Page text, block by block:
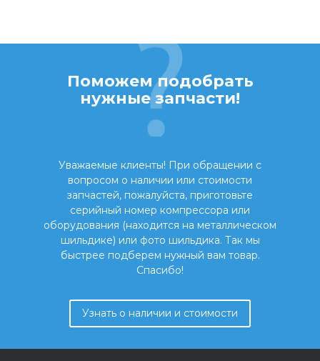
Поможем подобрать
нужные запчасти!
Уважаемые клиенты! При обращении с
вопросом о наличии или стоимости
запчастей, пожалуйста, приготовьте
серийный номер компрессора или
оборудования (находится на металлическом
шильдике) или фото шильдика. Так мы
быстрее подберем нужный вам товар.
Спасибо!
Узнать о наличии и стоимости